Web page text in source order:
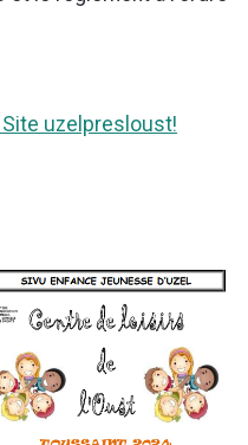
- Site uzelpresloust!